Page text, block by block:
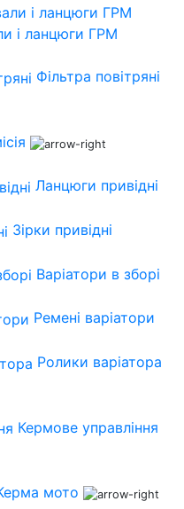
і ланцюги ГРМ
Фільтра повітряні
Ланцюги привідні
Зірки привідні
Варіатори в зборі
Ремені варіатори
Ролики варіатора
Кермове управління
мото